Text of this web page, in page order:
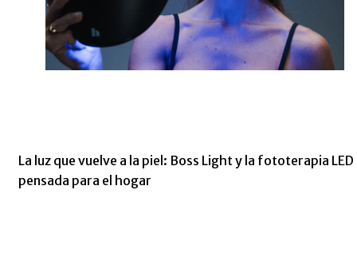
La luz que vuelve a la piel: Boss Light y la fototerapia LED
pensada para el hogar